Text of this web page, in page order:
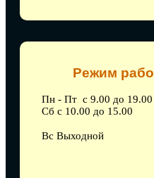
Режим
Пн - Пт с 9.00 до 19.00
Сб с 10.00 до 15.00
Вс Выходной